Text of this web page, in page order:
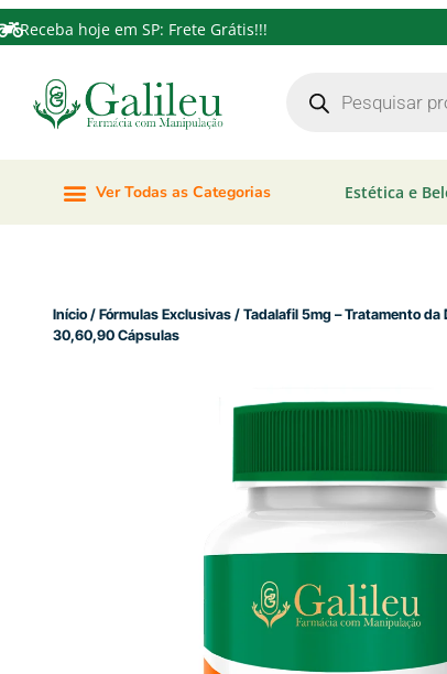
Receba hoje em SP: Frete Grátis!!!
Ver Todas as Categorias Estética e